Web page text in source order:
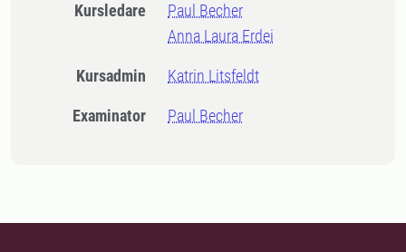
Kursledare
Paul Becher
Anna Laura Erdei
Kursadmin Katrin Litsfeldt
Examinator Paul Becher